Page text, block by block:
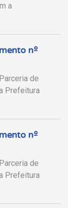
a
nº
de
Prefeitura
nº
de
Prefeitura